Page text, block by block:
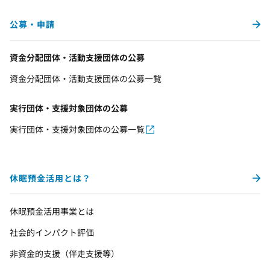
公募・申請
資金分配団体・活動支援団体の公募
資金分配団体・活動支援団体の公募一覧
実行団体・支援対象団体の公募
実行団体・支援対象団体の公募一覧
休眠預金活用とは？
休眠預金活用事業とは
社会的インパクト評価
非資金的支援（伴走支援等）